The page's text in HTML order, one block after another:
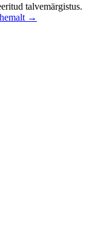
talvemärgistus.
→